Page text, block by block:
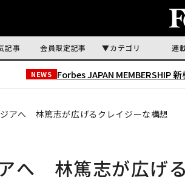
記事 会員限定記事 カテゴリ 連
NEWS Forbes JAPAN MEMBERSHIP 新
アへ 林篤志が広げるクレイジーな構想
へ 林篤志が広げ